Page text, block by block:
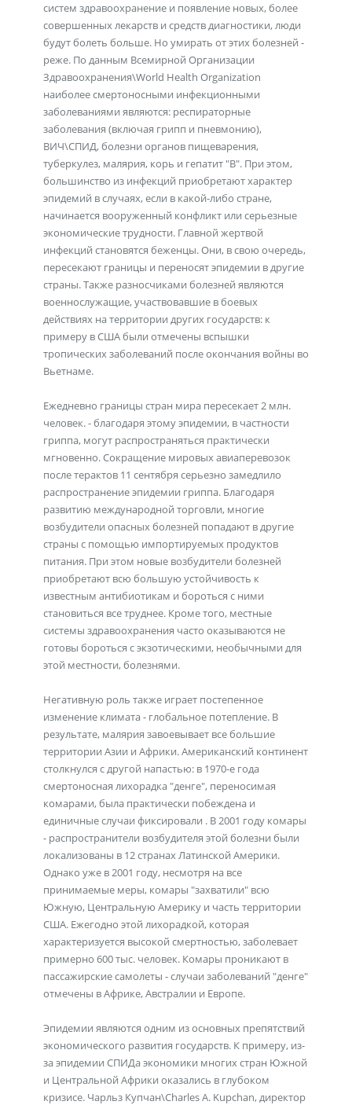
систем здравоохранение и появление новых, более
совершенных лекарств и средств диагностики, люди
будут болеть больше. Но умирать от этих болезней -
реже. По данным Всемирной Организации
Здравоохранения\World Health Organization
наиболее смертоносными инфекционными
заболеваниями являются: респираторные
заболевания (включая грипп и пневмонию),
ВИЧ\СПИД, болезни органов пищеварения,
туберкулез, малярия, корь и гепатит "B". При этом,
большинство из инфекций приобретают характер
эпидемий в случаях, если в какой-либо стране,
начинается вооруженный конфликт или серьезные
экономические трудности. Главной жертвой
инфекций становятся беженцы. Они, в свою очередь,
пересекают границы и переносят эпидемии в другие
страны. Также разносчиками болезней являются
военнослужащие, участвовавшие в боевых
действиях на территории других государств: к
примеру в США были отмечены вспышки
тропических заболеваний после окончания войны во
Вьетнаме.
Ежедневно границы стран мира пересекает 2 млн.
человек. - благодаря этому эпидемии, в частности
гриппа, могут распространяться практически
мгновенно. Сокращение мировых авиаперевозок
после терактов 11 сентября серьезно замедлило
распространение эпидемии гриппа. Благодаря
развитию международной торговли, многие
возбудители опасных болезней попадают в другие
страны с помощью импортируемых продуктов
питания. При этом новые возбудители болезней
приобретают всю большую устойчивость к
известным антибиотикам и бороться с ними
становиться все труднее. Кроме того, местные
системы здравоохранения часто оказываются не
готовы бороться с экзотическими, необычными для
этой местности, болезнями.
Негативную роль также играет постепенное
изменение климата - глобальное потепление. В
результате, малярия завоевывает все большие
территории Азии и Африки. Американский континент
столкнулся с другой напастью: в 1970-е года
смертоносная лихорадка "денге", переносимая
комарами, была практически побеждена и
единичные случаи фиксировали . В 2001 году комары
- распространители возбудителя этой болезни были
локализованы в 12 странах Латинской Америки.
Однако уже в 2001 году, несмотря на все
принимаемые меры, комары "захватили" всю
Южную, Центральную Америку и часть территории
США. Ежегодно этой лихорадкой, которая
характеризуется высокой смертностью, заболевает
примерно 600 тыс. человек. Комары проникают в
пассажирские самолеты - случаи заболеваний "денге"
отмечены в Африке, Австралии и Европе.
Эпидемии являются одним из основных препятствий
экономического развития государств. К примеру, из-
за эпидемии СПИДа экономики многих стран Южной
и Центральной Африки оказались в глубоком
кризисе. Чарльз Купчан\Charles A. Kupchan, директор